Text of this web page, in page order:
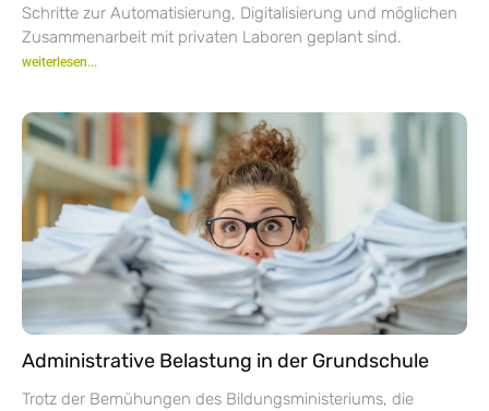
Schritte zur Automatisierung, Digitalisierung und möglichen
Zusammenarbeit mit privaten Laboren geplant sind.
weiterlesen...
Administrative Belastung in der Grundschule
Trotz der Bemühungen des Bildungsministeriums, die